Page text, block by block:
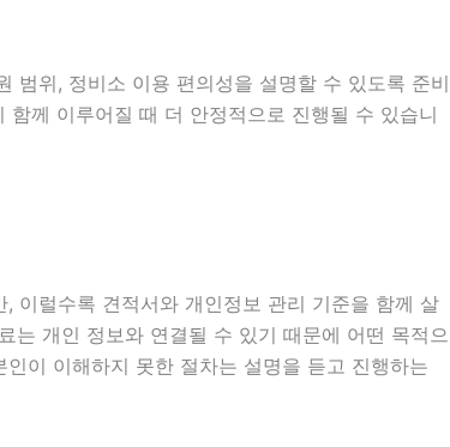
범위, 정비소 이용 편의성을 설명할 수 있도록 준비
께 이루어질 때 더 안정적으로 진행될 수 있습니
이럴수록 견적서와 개인정보 관리 기준을 함께 살
는 개인 정보와 연결될 수 있기 때문에 어떤 목적으
이 이해하지 못한 절차는 설명을 듣고 진행하는